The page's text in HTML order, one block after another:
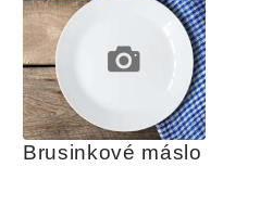
Brusinkové máslo